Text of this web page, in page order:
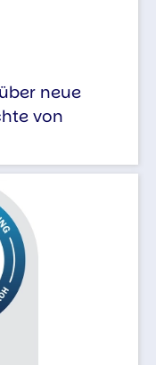
neue
von